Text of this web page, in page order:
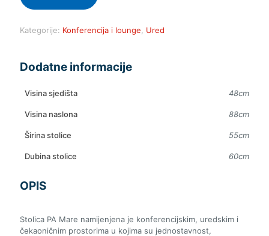
Kategorije: Konferencija i lounge Ured
Dodatne informacije
Visina sjedišta 48cm
Visina naslona 88cm
Širina stolice 55cm
Dubina stolice 60cm
OPIS
Stolica PA Mare namijenjena je konferencijskim, uredskim i
čekaoničnim prostorima u kojima su jednostavnost,